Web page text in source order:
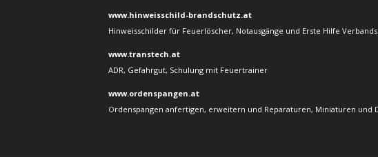
www.hinweisschild-brandschutz.at
Hinweisschilder für Feuerlöscher, Notausgänge und Erste Hilfe
www.transtech.at
ADR, Gefahrgut, Schulung mit Feuertrainer
www.ordenspangen.at
Ordenspangen anfertigen, erweitern und Reparaturen, Miniaturen und